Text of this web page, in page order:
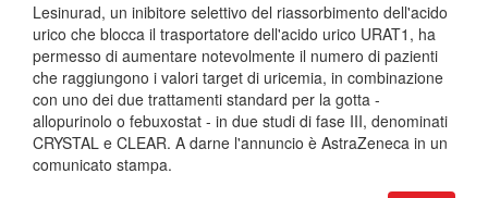
Lesinurad, un inibitore selettivo del riassorbimento dell'acido
urico che blocca il trasportatore dell'acido urico URAT1, ha
permesso di aumentare notevolmente il numero di pazienti
che raggiungono i valori target di uricemia, in combinazione
con uno dei due trattamenti standard per la gotta -
allopurinolo o febuxostat - in due studi di fase III, denominati
CRYSTAL e CLEAR. A darne l'annuncio è AstraZeneca in un
comunicato stampa.